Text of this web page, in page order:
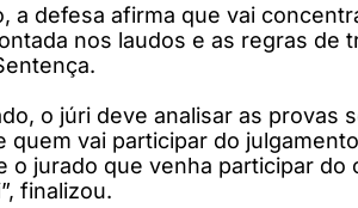
a defesa afirma que vai
nos laudos e as regras de
o júri deve analisar as provas
quem vai participar do
o jurado que venha participar
finalizou.